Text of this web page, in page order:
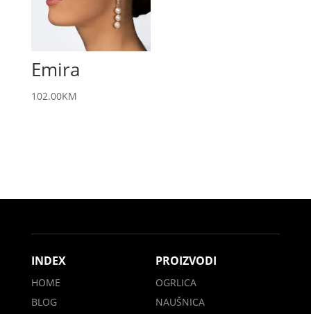
Emira
102.00KM
INDEX
HOME
BLOG
PROIZVODI
OGRLICA
NAUŠNICA